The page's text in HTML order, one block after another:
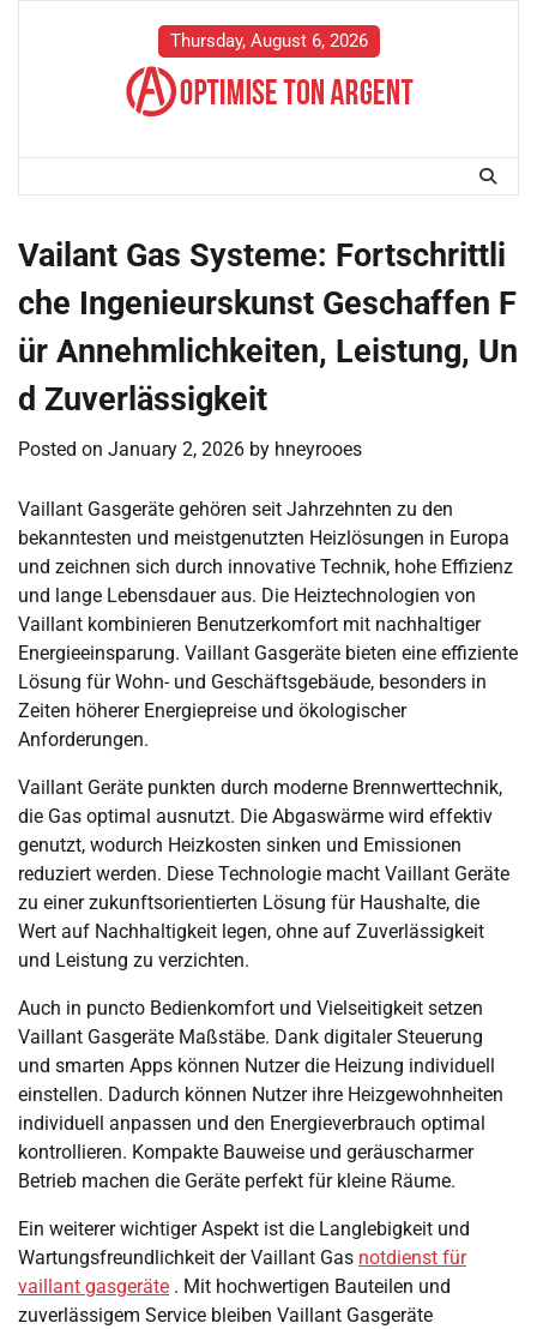
Thursday, August 6, 2026
Vailant Gas Systeme: Fortschrittli
che Ingenieurskunst Geschaffen F
ür Annehmlichkeiten, Leistung, Un
d Zuverlässigkeit
Posted on January 2, 2026 by hneyrooes
Vaillant Gasgeräte gehören seit Jahrzehnten zu den
bekanntesten und meistgenutzten Heizlösungen in Europa
und zeichnen sich durch innovative Technik, hohe Effizienz
und lange Lebensdauer aus. Die Heiztechnologien von
Vaillant kombinieren Benutzerkomfort mit nachhaltiger
Energieeinsparung. Vaillant Gasgeräte bieten eine effiziente
Lösung für Wohn- und Geschäftsgebäude, besonders in
Zeiten höherer Energiepreise und ökologischer
Anforderungen.
Vaillant Geräte punkten durch moderne Brennwerttechnik,
die Gas optimal ausnutzt. Die Abgaswärme wird effektiv
genutzt, wodurch Heizkosten sinken und Emissionen
reduziert werden. Diese Technologie macht Vaillant Geräte
zu einer zukunftsorientierten Lösung für Haushalte, die
Wert auf Nachhaltigkeit legen, ohne auf Zuverlässigkeit
und Leistung zu verzichten.
Auch in puncto Bedienkomfort und Vielseitigkeit setzen
Vaillant Gasgeräte Maßstäbe. Dank digitaler Steuerung
und smarten Apps können Nutzer die Heizung individuell
einstellen. Dadurch können Nutzer ihre Heizgewohnheiten
individuell anpassen und den Energieverbrauch optimal
kontrollieren. Kompakte Bauweise und geräuscharmer
Betrieb machen die Geräte perfekt für kleine Räume.
Ein weiterer wichtiger Aspekt ist die Langlebigkeit und
Wartungsfreundlichkeit der Vaillant Gas notdienst für
vaillant gasgeräte . Mit hochwertigen Bauteilen und
zuverlässigem Service bleiben Vaillant Gasgeräte